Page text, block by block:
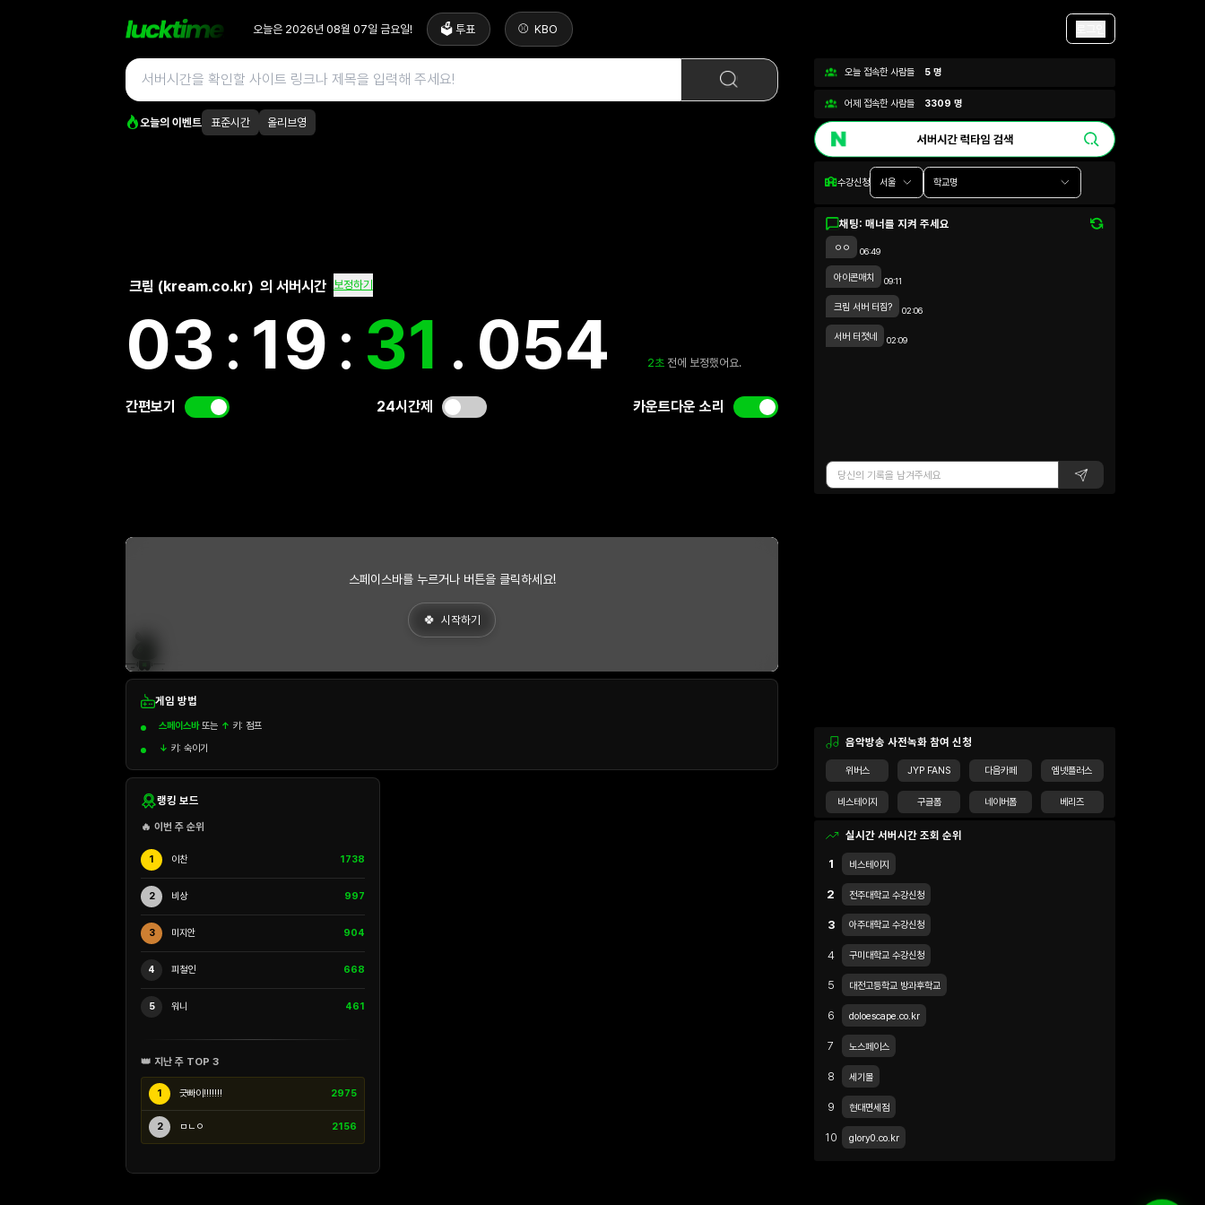
오늘은 2026년 08월 07일 금요일! 🗳️ 투표 KBO
오늘의 이벤트 표준시간 올리브영
크림 (kream.co.kr) 의 서버시간 보정하기
03:19: 31 . 530 3초 전에 보정했어요.
간편보기 24시간제 카운트다운 소리
스페이스바를 누르거나 버튼을 클릭하세요!
시작하기
게임 방법
스페이스바또는 ↑ 키: 점프
↓ 키: 숙이기
랭킹 보드
🔥 이번 주 순위
1 이찬 1738
2 비상 997
3 미지안 904
4 피철인 668
5 워니 461
👑 지난 주 TOP 3
1 긋빠이!!!!!!! 2975
2 ㅁㄴㅇ 2156
오늘 접속한 사람들 5명
어제 접속한 사람들 3309 명
수강신청 서울 학교명
채팅: 매너를 지켜 주세요
ㅇㅇ 06:49
아이콘매치 09:11
크림 서버 터짐? 02:06
서버 터졋네 02:09
음악방송 사전녹화 참여 신청
위버스 JYP FANS 다음카페 엠넷플러스
비스테이지 구글폼 네이버폼 베리즈
실시간 서버시간 조회 순위
1 비스테이지
2 전주대학교 수강신청
3 아주대학교 수강신청
4 구미대학교 수강신청
5 대전고등학교 방과후학교
6 doloescape.co.kr
7 노스페이스
8 세기몰
9 현대면세점
10 glory0.co.kr